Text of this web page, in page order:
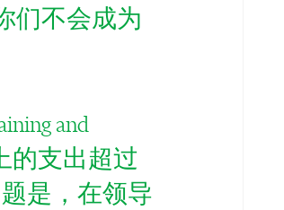
们不会成为
and
的支出超过
是，在领导